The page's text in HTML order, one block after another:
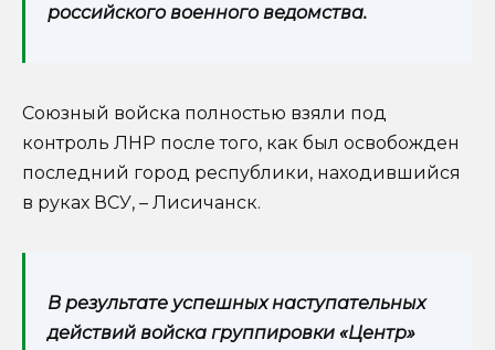
российского военного ведомства.
Союзный войска полностью взяли под
контроль ЛНР после того, как был освобожден
последний город республики, находившийся
в руках ВСУ, – Лисичанск.
В результате успешных наступательных
действий войска группировки «Центр»